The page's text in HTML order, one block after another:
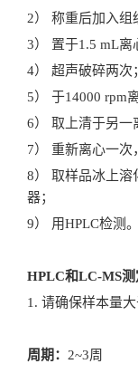
2） 称重后加入组
3） 置于1.5 mL离
4） 超声破碎两次；
5） 于14000 rpm
6） 取上清于另一
7） 重新离心一次
8） 取样品冰上溶
器；
9） 用HPLC检测。
HPLC和LC-MS测
1. 请确保样本量大
周期： 2~3周